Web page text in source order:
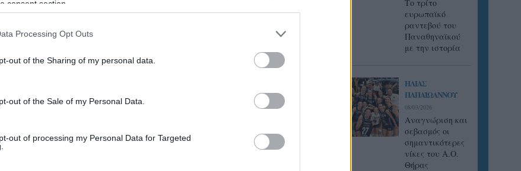
consent section.
Processing Opt Outs
out of the Sharing of my personal data.
out of the Sale of my Personal Data.
out of processing my Personal Data for Targeted
Tο τρίτο
ευρωπαϊκό
ραντεβού του
Παναθηναϊκού
με την ιστορία
ΗΛΙΑΣ
ΠΑΠΑΪΩΑΝΝΟΥ
08/03/2026
Αναγνώριση και
σεβασμός οι
σημαντικότερες
νίκες του Α.Ο.
Θήρας